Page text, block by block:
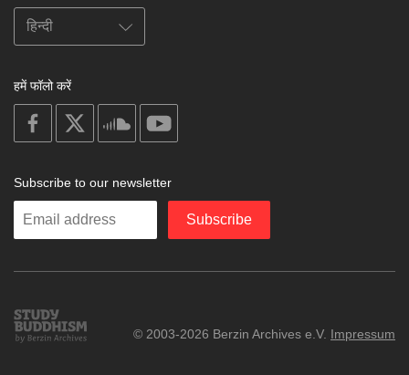
हमें फॉलो करें
on
facebook
soundcloud
Subscribe to our newsletter
Enter
Subscribe
Study
Buddhism
© 2003-2026 Berzin Archives e.V. Impressum